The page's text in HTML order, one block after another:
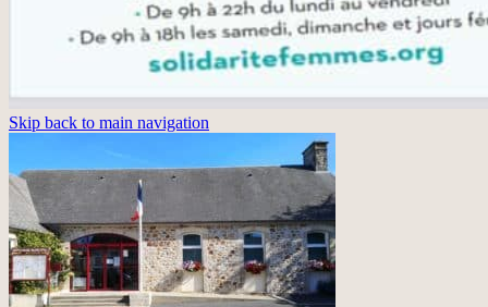
Skip back to main navigation